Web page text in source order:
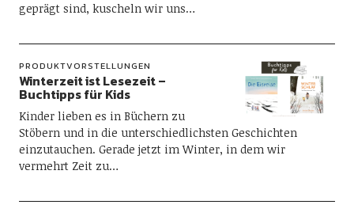
geprägt sind, kuscheln wir uns…
PRODUKTVORSTELLUNGEN
Winterzeit ist Lesezeit –
Buchtipps für Kids
Kinder lieben es in Büchern zu
Stöbern und in die unterschiedlichsten Geschichten
einzutauchen. Gerade jetzt im Winter, in dem wir
vermehrt Zeit zu…